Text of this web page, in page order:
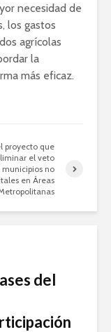
necesidad de
los gastos
agrícolas
la
más eficaz.
proyecto que
el veto
municipios no
en Áreas
del